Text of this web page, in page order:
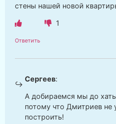
стены нашей новой
1
Ответить
Сергеев:
А добираемся мы до
потому что Дмитриев не
построить!